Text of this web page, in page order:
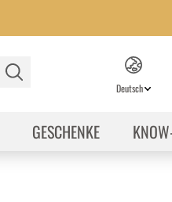
Deutsch
GESCHENKE